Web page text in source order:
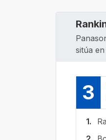
sitúa
3
1.